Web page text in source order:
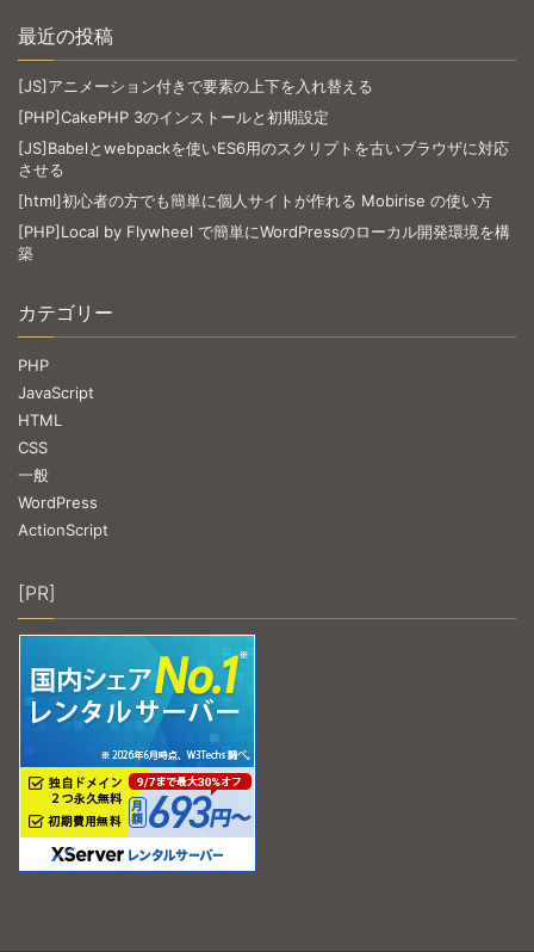
最近の投稿
[JS]アニメーション付きで要素の上下を入れ替える
[PHP]CakePHP 3のインストールと初期設定
[JS]Babelとwebpackを使いES6用のスクリプトを古いブラウザに対応
させる
[html]初心者の方でも簡単に個人サイトが作れる Mobirise の使い方
[PHP]Local by Flywheel で簡単にWordPressのローカル開発環境を構
築
カテゴリー
PHP
JavaScript
HTML
CSS
一般
WordPress
ActionScript
[PR]